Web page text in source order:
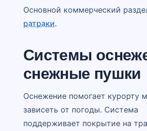
Основной коммерческий
ратраки.
Системы
снежные пушки
Оснежение помогает курорту
зависеть от погоды. Система
поддерживает покрытие на